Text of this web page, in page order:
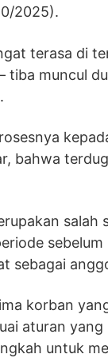
2025).
terasa di
muncul
bahwa
salah
sebagai
korban
aturan
untuk